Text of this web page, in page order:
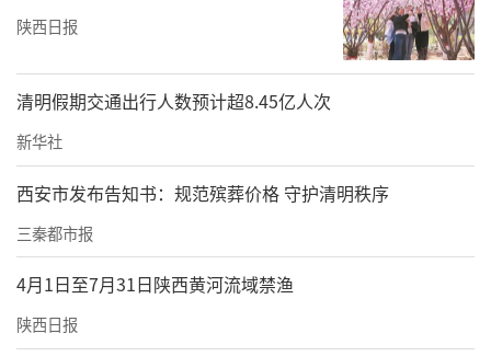
陕西日报
清明假期交通出行人数预计超8.45亿人次
新华社
西安市发布告知书：规范殡葬价格 守护清明秩序
三秦都市报
4月1日至7月31日陕西黄河流域禁渔
陕西日报